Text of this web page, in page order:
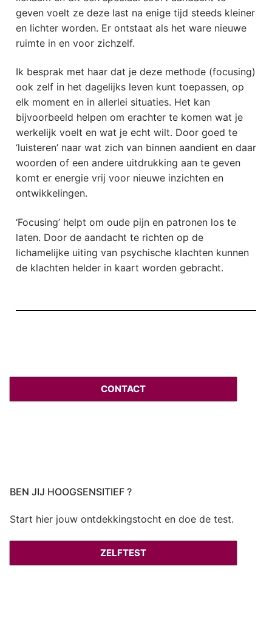
geven voelt ze deze last na enige tijd steeds kleiner
en lichter worden. Er ontstaat als het ware nieuwe
ruimte in en voor zichzelf.
Ik besprak met haar dat je deze methode (focusing)
ook zelf in het dagelijks leven kunt toepassen, op
elk moment en in allerlei situaties. Het kan
bijvoorbeeld helpen om erachter te komen wat je
werkelijk voelt en wat je echt wilt. Door goed te
‘luisteren’ naar wat zich van binnen aandient en daar
woorden of een andere uitdrukking aan te geven
komt er energie vrij voor nieuwe inzichten en
ontwikkelingen.
‘Focusing’ helpt om oude pijn en patronen los te
laten. Door de aandacht te richten op de
lichamelijke uiting van psychische klachten kunnen
de klachten helder in kaart worden gebracht.
CONTACT
BEN JIJ HOOGSENSITIEF ?
Start hier jouw ontdekkingstocht en doe de test.
ZELFTEST